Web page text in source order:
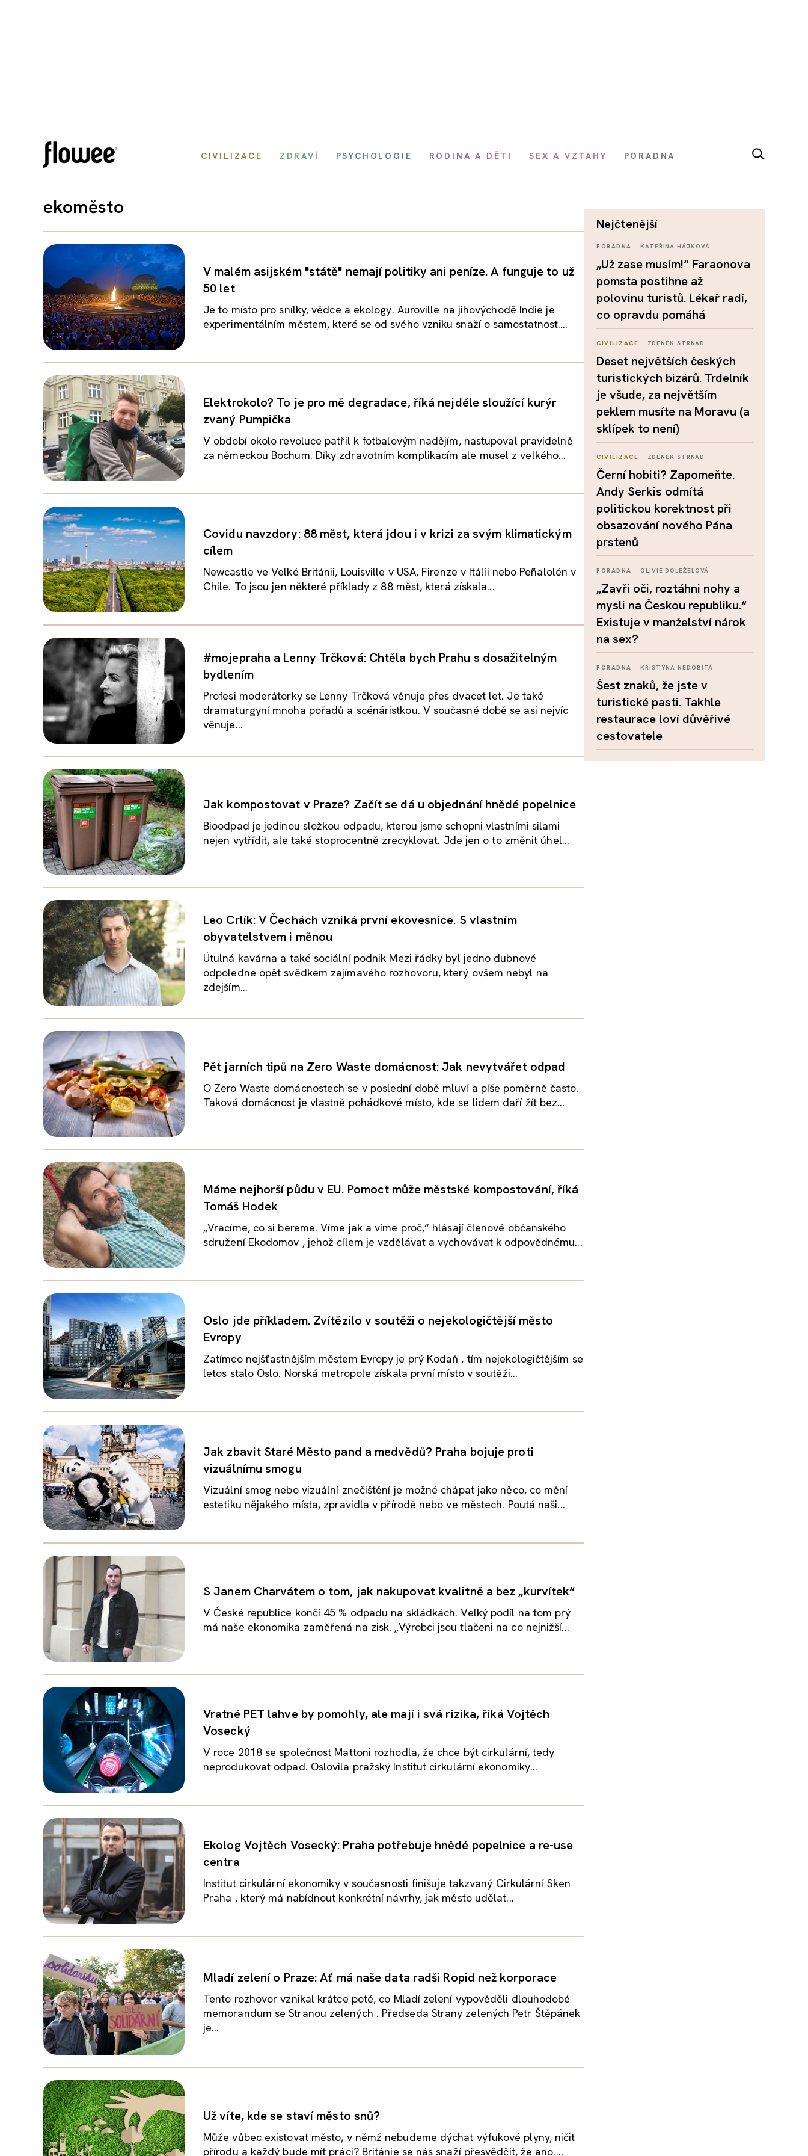
CIVILIZACE ZDRAVÍ PSYCHOLOGIE RODINA A DĚTI SEX A VZTAHY PORADNA
ekoměsto
V malém asijském "státě" nemají politiky ani peníze. A funguje to už
50 let
Je to místo pro snílky, vědce a ekology. Auroville na jihovýchodě Indie je
experimentálním městem, které se od svého vzniku snaží o samostatnost....
Elektrokolo? To je pro mě degradace, říká nejdéle sloužící kurýr
zvaný Pumpička
V období okolo revoluce patřil k fotbalovým nadějím, nastupoval pravidelně
za německou Bochum. Díky zdravotním komplikacím ale musel z velkého...
Covidu navzdory: 88 měst, která jdou i v krizi za svým klimatickým
cílem
Newcastle ve Velké Británii, Louisville v USA, Firenze v Itálii nebo Peñalolén v
Chile. To jsou jen některé příklady z 88 měst, která získala...
#mojepraha a Lenny Trčková: Chtěla bych Prahu s dosažitelným
bydlením
Profesi moderátorky se Lenny Trčková věnuje přes dvacet let. Je také
dramaturgyní mnoha pořadů a scénáristkou. V současné době se asi nejvíc
věnuje...
Jak kompostovat v Praze? Začít se dá u objednání hnědé popelnice
Bioodpad je jedinou složkou odpadu, kterou jsme schopni vlastními silami
nejen vytřídit, ale také stoprocentně zrecyklovat. Jde jen o to změnit úhel...
Leo Crlík: V Čechách vzniká první ekovesnice. S vlastním
obyvatelstvem i měnou
Útulná kavárna a také sociální podnik Mezi řádky byl jedno dubnové
odpoledne opět svědkem zajímavého rozhovoru, který ovšem nebyl na
zdejším...
Pět jarních tipů na Zero Waste domácnost: Jak nevytvářet odpad
O Zero Waste domácnostech se v poslední době mluví a píše poměrně často.
Taková domácnost je vlastně pohádkové místo, kde se lidem daří žít bez...
Máme nejhorší půdu v EU. Pomoct může městské kompostování, říká
Tomáš Hodek
„Vracíme, co si bereme. Víme jak a víme proč,“ hlásají členové občanského
sdružení Ekodomov , jehož cílem je vzdělávat a vychovávat k odpovědnému...
Oslo jde příkladem. Zvítězilo v soutěži o nejekologičtější město
Evropy
Zatímco nejšťastnějším městem Evropy je prý Kodaň , tím nejekologičtějším se
letos stalo Oslo. Norská metropole získala první místo v soutěži...
Jak zbavit Staré Město pand a medvědů? Praha bojuje proti
vizuálnímu smogu
Vizuální smog nebo vizuální znečištění je možné chápat jako něco, co mění
estetiku nějakého místa, zpravidla v přírodě nebo ve městech. Poutá naši...
S Janem Charvátem o tom, jak nakupovat kvalitně a bez „kurvítek“
V České republice končí 45 % odpadu na skládkách. Velký podíl na tom prý
má naše ekonomika zaměřená na zisk. „Výrobci jsou tlačeni na co nejnižší...
Vratné PET lahve by pomohly, ale mají i svá rizika, říká Vojtěch
Vosecký
V roce 2018 se společnost Mattoni rozhodla, že chce být cirkulární, tedy
neprodukovat odpad. Oslovila pražský Institut cirkulární ekonomiky...
Ekolog Vojtěch Vosecký: Praha potřebuje hnědé popelnice a re-use
centra
Institut cirkulární ekonomiky v současnosti finišuje takzvaný Cirkulární Sken
Praha , který má nabídnout konkrétní návrhy, jak město udělat...
Mladí zelení o Praze: Ať má naše data radši Ropid než korporace
Tento rozhovor vznikal krátce poté, co Mladí zelení vypověděli dlouhodobé
memorandum se Stranou zelených . Předseda Strany zelených Petr Štěpánek
je...
Už víte, kde se staví město snů?
Může vůbec existovat město, v němž nebudeme dýchat výfukové plyny, ničit
přírodu a každý bude mít práci? Británie se nás snaží přesvědčit, že ano....
nejčtenější
PORADNA KATEŘINA HÁJKOVÁ
„Už zase musím!“ Faraonova
pomsta postihne až
polovinu turistů. Lékař radí,
co opravdu pomáhá
CIVILIZACE ZDENĚK STRNAD
Deset největších českých
turistických bizárů. Trdelník
je všude, za největším
peklem musíte na Moravu (a
sklípek to není)
CIVILIZACE ZDENĚK STRNAD
Černí hobiti? Zapomeňte.
Andy Serkis odmítá
politickou korektnost při
obsazování nového Pána
prstenů
PORADNA OLIVIE DOLEŽELOVÁ
„Zavři oči, roztáhni nohy a
mysli na Českou republiku.“
Existuje v manželství nárok
na sex?
PORADNA KRISTÝNA NEDOBITÁ
Šest znaků, že jste v
turistické pasti. Takhle
restaurace loví důvěřivé
cestovatele